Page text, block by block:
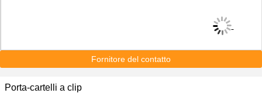
Fornitore del contatto
Porta-cartelli a clip